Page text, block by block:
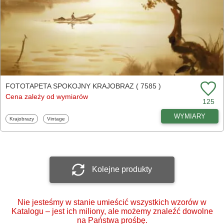
FOTOTAPETA SPOKOJNY KRAJOBRAZ ( 7585 )
Cena zależy od wymiarów
125
Fototapety
Krajobrazy Fototapety
Vintage WYMIARY
Kolejne produkty
Nie jesteśmy w stanie umieścić wszystkich wzorów w
Katalogu – jest ich miliony, ale możemy znaleźć dowolne
na Państwa prośbę.